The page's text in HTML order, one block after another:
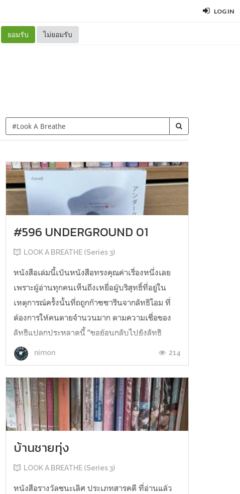
LOG IN
ยอมรับ ไม่ยอมรับ
#596 UNDERGROUND 01
LOOK A BREATHE (Series 3)
หนังสือเล่มนี้เป้นหนังสือทรงคุณค่าเรื่องหนึ่งเลย
เพราะผู้อ่านทุกคนเห็นถึงเหยื่อผู้บริสุทธิ์ที่อยู่ใน
เหตุการณ์ครั้งนั้นที่ถถูกก๊าซซารีนจากลัทธิโอม ที่
ต้องการให้คนตายจำนวนมาก ตามความเชื่อของ
ลัทธิแปลกประหลาดนี้ “ขอย้อนกลับไปยังลัทธิ
ประหลาดนี้ เป็นลัทธิที่เชื่อเรื่องโลกแตก และสร้าง
อาณาจักรยิ...
nimon 214
บ้านชายทุ่ง
LOOK A BREATHE (Series 3)
หนังสือรางวัลชนะเลิศ ประเภทสารคดี ที่อ่านแล้ว